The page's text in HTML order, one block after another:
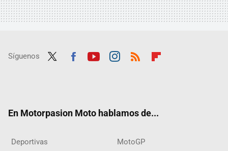
Síguenos
En Motorpasion Moto hablamos de...
Deportivas MotoGP